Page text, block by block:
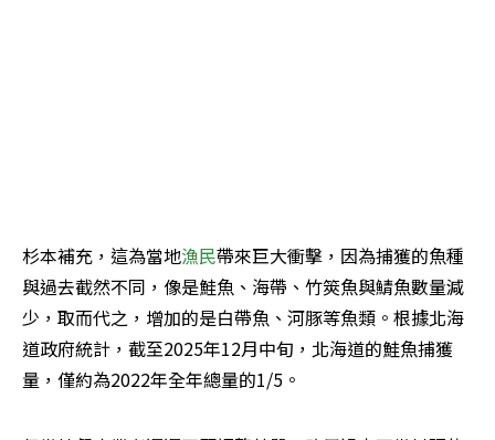
杉本補充，這為當地漁民帶來巨大衝擊，因為捕獲的魚種
與過去截然不同，像是鮭魚、海帶、竹筴魚與鯖魚數量減
少，取而代之，增加的是白帶魚、河豚等魚類。根據北海
道政府統計，截至2025年12月中旬，北海道的鮭魚捕獲
量，僅約為2022年全年總量的1/5。